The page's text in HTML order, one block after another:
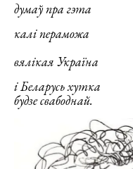
думаў пра гэта
калі пераможа
вялікая Україна
і Беларусь хутка
будзе свабоднай.